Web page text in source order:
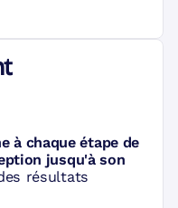
à chaque étape de
jusqu'à son
résultats